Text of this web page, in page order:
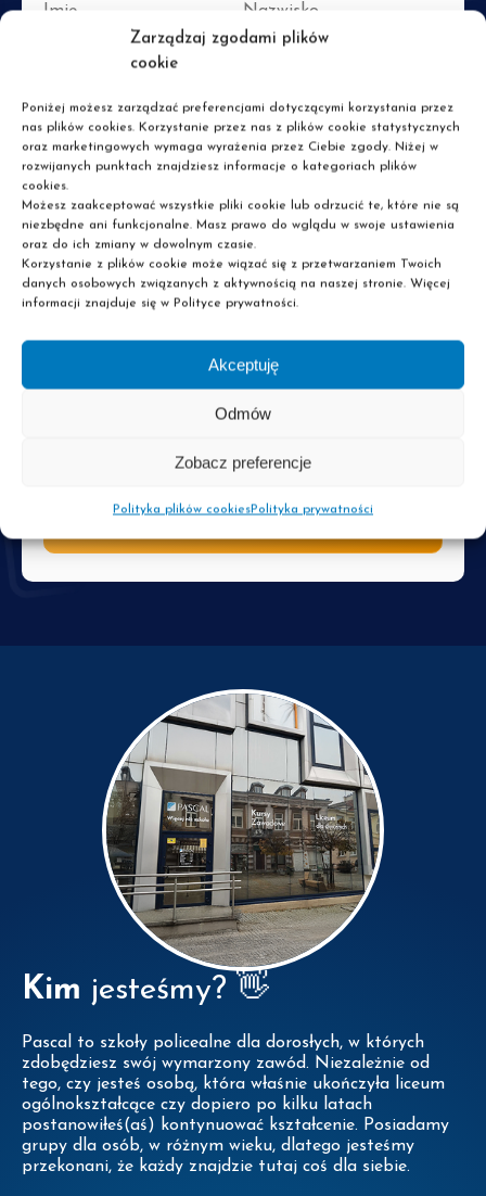
Zarządzaj zgodami plików
cookie
Poniżej możesz zarządzać preferencjami dotyczącymi korzystania przez
nas plików cookies. Korzystanie przez nas z plików cookie statystycznych
oraz marketingowych wymaga wyrażenia przez Ciebie zgody. Niżej w
rozwijanych punktach znajdziesz informacje o kategoriach plików
cookies.
Możesz zaakceptować wszystkie pliki cookie lub odrzucić te, które nie są
niezbędne ani funkcjonalne. Masz prawo do wglądu w swoje ustawienia
oraz do ich zmiany w dowolnym czasie.
Korzystanie z plików cookie może wiązać się z przetwarzaniem Twoich
danych osobowych związanych z aktywnością na naszej stronie. Więcej
informacji znajduje się w Polityce prywatności.
Akceptuję
Odmów
Zobacz preferencje
Polityka plików cookiesPolityka prywatności
Imię Nazwisko
Nr kierunkowy Nr telefonu
Tak, zgadzam się na przetwarzanie moich danych osobowych podanych w
formularzu przez GRUPA PASCAL sp. z o.o. z siedzibą w Łodzi przy ul.
Tymienieckiego 25c/90, 90-350 Łódź, jako administratora danych
osobowych, w celach marketingowych, zgodnie z bezwzględnie
obowiązującymi przepisami prawa. Zostałem poinformowany o tym, że
13 RODO, dostępnych w Polityce prywatności GRUPA PASCAL sp. z o.o.
Rozwiń
Tak, chcę być informowany/a e-mailowo o wydarzeniach, materiałach,
promocjach i ofertach specjalnych przez GRUPA PASCAL sp. z o.o. z
z tym zgadzam się na otrzymywanie informacji handlowych wysyłanych
poinformowany o tym, że mogę wycofać tak udzieloną zgodę w dowolnym
Kim jesteśmy? 👋
Pascal to szkoły policealne dla dorosłych, w których
zdobędziesz swój wymarzony zawód. Niezależnie od
tego, czy jesteś osobą, która właśnie ukończyła liceum
ogólnokształcące czy dopiero po kilku latach
postanowiłeś(aś) kontynuować kształcenie. Posiadamy
grupy dla osób, w różnym wieku, dlatego jesteśmy
przekonani, że każdy znajdzie tutaj coś dla siebie.